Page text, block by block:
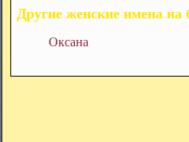
Другие женские имена на
Оксана